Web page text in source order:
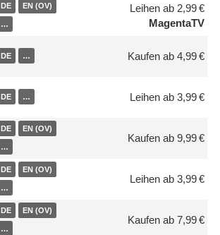
DE EN (OV)
…
Leihen ab 2,99 €
MagentaTV
DE … Kaufen ab 4,99 €
DE … Leihen ab 3,99 €
DE EN (OV)
…
Kaufen ab 9,99 €
DE EN (OV)
…
Leihen ab 3,99 €
DE EN (OV)
…
Kaufen ab 7,99 €